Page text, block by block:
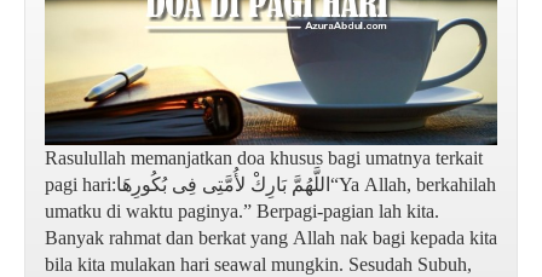
Rasulullah memanjatkan doa khusus bagi umatnya terkait
pagi hari:اللَّهُمَّ بَارِكْ لأُمَّتِى فِى بُكُورِهَا“Ya Allah, berkahilah
umatku di waktu paginya.” Berpagi-pagian lah kita.
Banyak rahmat dan berkat yang Allah nak bagi kepada kita
bila kita mulakan hari seawal mungkin. Sesudah Subuh,